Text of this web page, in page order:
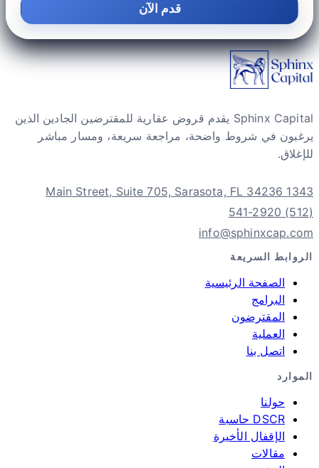
قدم الآن
Sphinx Capital يقدم قروض عقارية للمقترضين الجادين الذين
يرغبون في شروط واضحة، مراجعة سريعة، ومسار مباشر
للإغلاق.
1343 Main Street, Suite 705, Sarasota, FL 34236
(512) 541-2920
info@sphinxcap.com
الروابط السريعة
الصفحة الرئيسية
البرامج
المقترضون
العملية
اتصل بنا
الموارد
حولنا
DSCR حاسبة
الإقفال الأخيرة
مقالات